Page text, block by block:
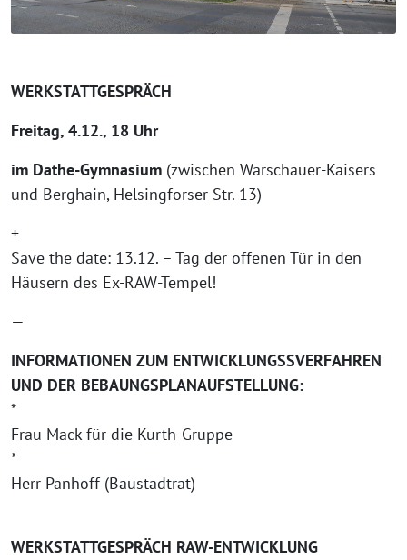
WERKSTATTGESPRÄCH
Freitag, 4.12., 18 Uhr
im Dathe-Gymnasium (zwischen Warschauer-Kaisers
und Berghain, Helsingforser Str. 13)
+
Save the date: 13.12. – Tag der offenen Tür in den
Häusern des Ex-RAW-Tempel!
—
INFORMATIONEN ZUM ENTWICKLUNGSSVERFAHREN
UND DER BEBAUNGSPLANAUFSTELLUNG:
*
Frau Mack für die Kurth-Gruppe
*
Herr Panhoff (Baustadtrat)
WERKSTATTGESPRÄCH RAW-ENTWICKLUNG